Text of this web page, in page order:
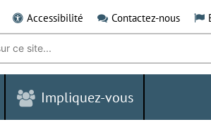
Accessibilité Contactez-nous
Impliquez-vous